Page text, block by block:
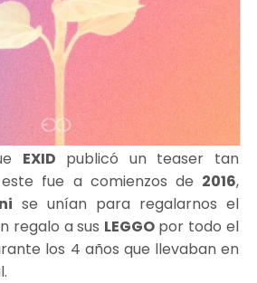
EXID publicó un teaser tan
fue a comienzos de 2016,
se unían para regalarnos el
regalo a sus LEGGO por todo el
los 4 años que llevaban en